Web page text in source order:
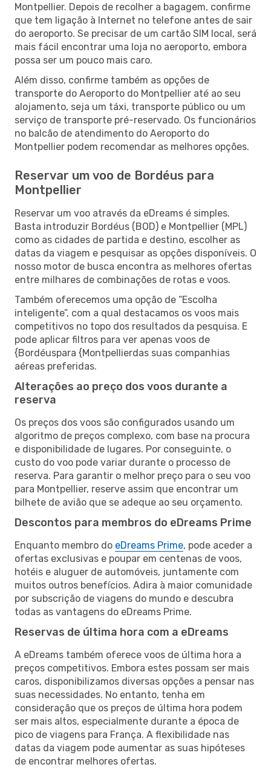
Montpellier. Depois de recolher a bagagem, confirme
que tem ligação à Internet no telefone antes de sair
do aeroporto. Se precisar de um cartão SIM local, será
mais fácil encontrar uma loja no aeroporto, embora
possa ser um pouco mais caro.
Além disso, confirme também as opções de
transporte do Aeroporto do Montpellier até ao seu
alojamento, seja um táxi, transporte público ou um
serviço de transporte pré-reservado. Os funcionários
no balcão de atendimento do Aeroporto do
Montpellier podem recomendar as melhores opções.
Reservar um voo de Bordéus para
Montpellier
Reservar um voo através da eDreams é simples.
Basta introduzir Bordéus (BOD) e Montpellier (MPL)
como as cidades de partida e destino, escolher as
datas da viagem e pesquisar as opções disponíveis. O
nosso motor de busca encontra as melhores ofertas
entre milhares de combinações de rotas e voos.
Também oferecemos uma opção de “Escolha
inteligente”, com a qual destacamos os voos mais
competitivos no topo dos resultados da pesquisa. E
pode aplicar filtros para ver apenas voos de
{Bordéuspara {Montpellierdas suas companhias
aéreas preferidas.
Alterações ao preço dos voos durante a
reserva
Os preços dos voos são configurados usando um
algoritmo de preços complexo, com base na procura
e disponibilidade de lugares. Por conseguinte, o
custo do voo pode variar durante o processo de
reserva. Para garantir o melhor preço para o seu voo
para Montpellier, reserve assim que encontrar um
bilhete de avião que se adeque ao seu orçamento.
Descontos para membros do eDreams Prime
Enquanto membro do eDreams Prime, pode aceder a
ofertas exclusivas e poupar em centenas de voos,
hotéis e aluguer de automóveis, juntamente com
muitos outros benefícios. Adira à maior comunidade
por subscrição de viagens do mundo e descubra
todas as vantagens do eDreams Prime.
Reservas de última hora com a eDreams
A eDreams também oferece voos de última hora a
preços competitivos. Embora estes possam ser mais
caros, disponibilizamos diversas opções a pensar nas
suas necessidades. No entanto, tenha em
consideração que os preços de última hora podem
ser mais altos, especialmente durante a época de
pico de viagens para França. A flexibilidade nas
datas da viagem pode aumentar as suas hipóteses
de encontrar melhores ofertas.